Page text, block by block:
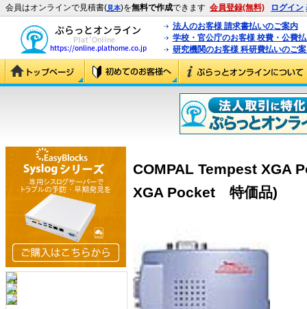
会員はオンラインで見積書(見本)を無料で作成できます 会員登録(無料) ログイン
法人のお客様 請求書払いのご案内
学校・官公庁のお客様 校費・公費
研究機関のお客様 科研費払いのご
COMPAL Tempest XGA
XGA Pocket 特価品)